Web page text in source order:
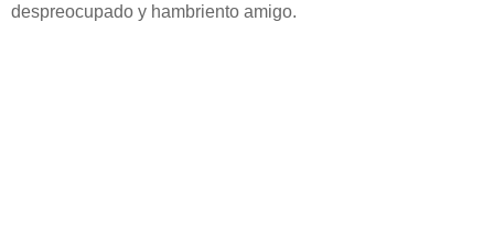
despreocupado y hambriento amigo.